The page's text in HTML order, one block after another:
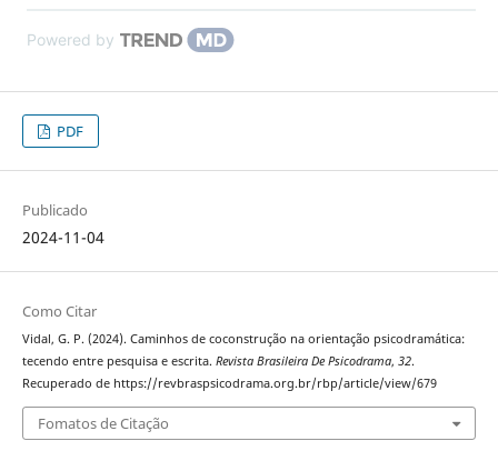
Powered by
PDF
Publicado
2024-11-04
Como Citar
Vidal, G. P. (2024). Caminhos de coconstrução na orientação psicodramática:
tecendo entre pesquisa e escrita. Revista Brasileira De Psicodrama, 32.
Recuperado de https://revbraspsicodrama.org.br/rbp/article/view/679
Fomatos de Citação